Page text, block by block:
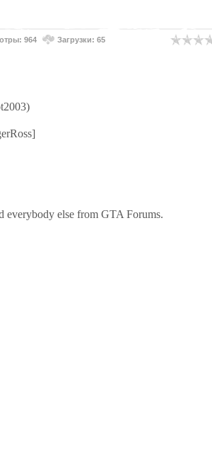
964 Загрузки: 65
everybody else from GTA Forums.